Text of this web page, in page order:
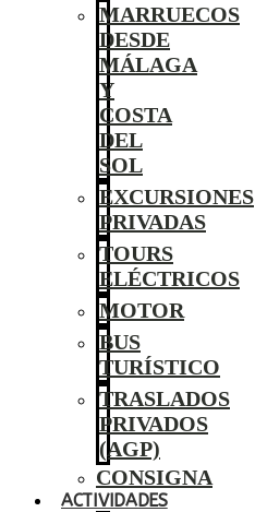
MARRUECOS
DESDE
MÁLAGA
Y
COSTA
DEL
SOL
EXCURSIONES
PRIVADAS
TOURS
ELÉCTRICOS
MOTOR
BUS
TURÍSTICO
TRASLADOS
PRIVADOS
(AGP)
CONSIGNA
ACTIVIDADES